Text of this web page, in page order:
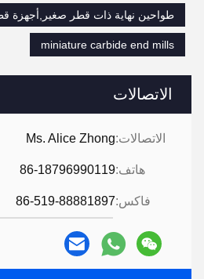
الاتصالات
الاتصالات:Ms. Alice Zhong
هاتف:86-18796990119
فاكس:86-519-88881897
طواحين نهاية ذات قطر صغير,أجهزة
miniature carbide end mills